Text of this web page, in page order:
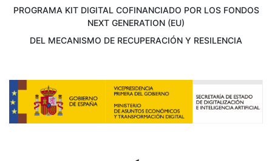
PROGRAMA KIT DIGITAL COFINANCIADO POR LOS FONDOS
NEXT GENERATION (EU)
DEL MECANISMO DE RECUPERACIÓN Y RESILENCIA